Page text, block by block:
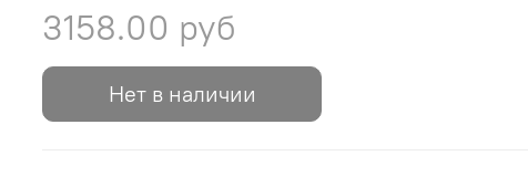
3158.00 руб
Нет в наличии